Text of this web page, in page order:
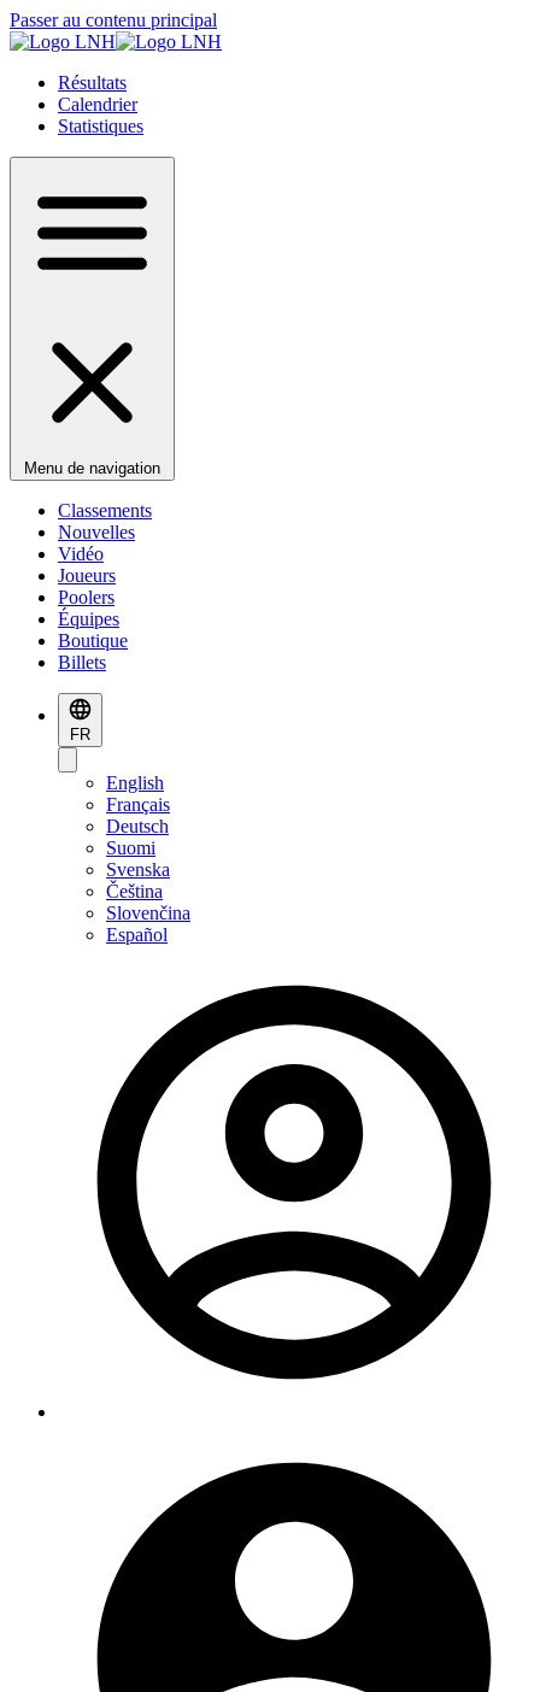
Passer au contenu principal
Résultats
Calendrier
Statistiques
Menu de navigation
Classements
Nouvelles
Vidéo
Joueurs
Poolers
Équipes
Boutique
Billets
FR
English
Français
Deutsch
Suomi
Svenska
Čeština
Slovenčina
Español